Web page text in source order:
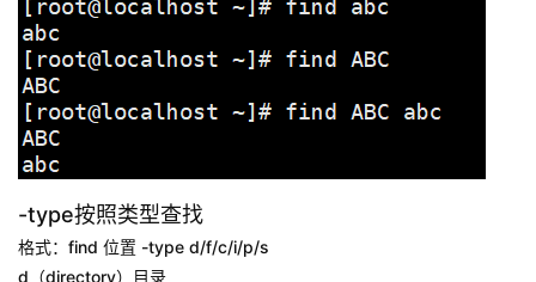
-type按照类型查找
格式：find 位置 -type d/f/c/i/p/s
d（directory）目录